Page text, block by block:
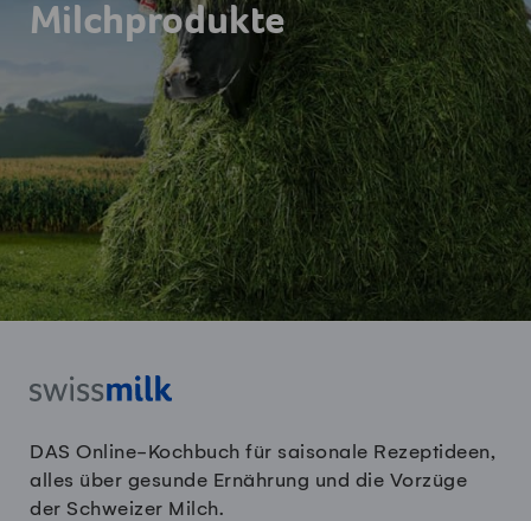
Milchprodukte
DAS Online-Kochbuch für saisonale Rezeptideen,
alles über gesunde Ernährung und die Vorzüge
der Schweizer Milch.